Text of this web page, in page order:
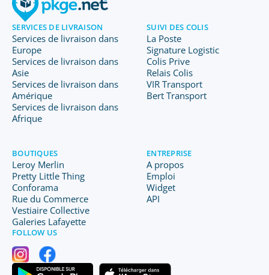
SERVICES DE LIVRAISON
Services de livraison dans
Europe
Services de livraison dans
Asie
Services de livraison dans
Amérique
Services de livraison dans
Afrique
SUIVI DES COLIS
La Poste
Signature Logistic
Colis Prive
Relais Colis
VIR Transport
Bert Transport
BOUTIQUES
Leroy Merlin
Pretty Little Thing
Conforama
Rue du Commerce
Vestiaire Collective
Galeries Lafayette
ENTREPRISE
A propos
Emploi
Widget
API
FOLLOW US